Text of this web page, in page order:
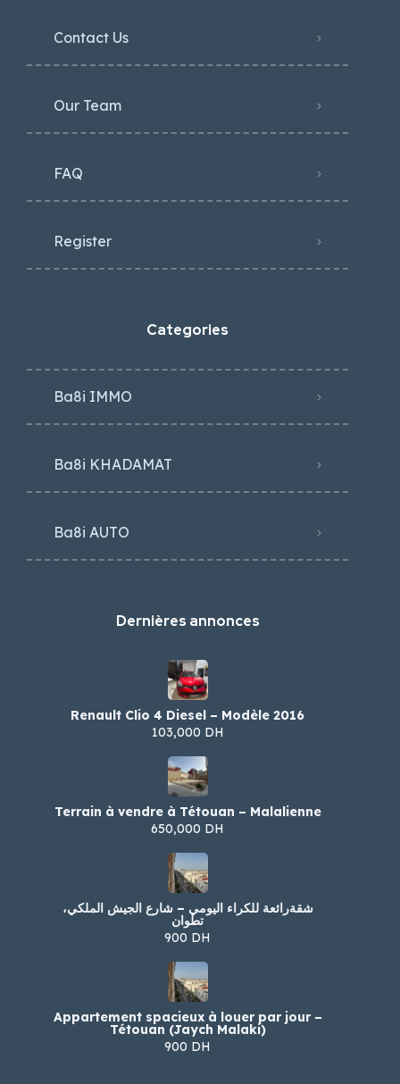
Contact Us
Our Team
FAQ
Register
Categories
Ba8i IMMO
Ba8i KHADAMAT
Ba8i AUTO
Dernières annonces
Renault Clio 4 Diesel – Modèle 2016
103,000 DH
Terrain à vendre à Tétouan – Malalienne
650,000 DH
شقةرائعة للكراء اليومي – شارع الجيش الملكي،
تطوان
900 DH
Appartement spacieux à louer par jour –
Tétouan (Jaych Malaki)
900 DH